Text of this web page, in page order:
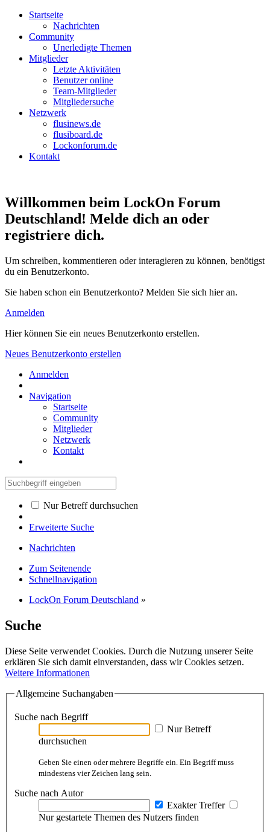
Startseite
Nachrichten
Community
Unerledigte Themen
Mitglieder
Letzte Aktivitäten
Benutzer online
Team-Mitglieder
Mitgliedersuche
Netzwerk
flusinews.de
flusiboard.de
Lockonforum.de
Kontakt
Willkommen beim LockOn Forum
Deutschland! Melde dich an oder
registriere dich.
Um schreiben, kommentieren oder interagieren zu können, benötigst
du ein Benutzerkonto.
Sie haben schon ein Benutzerkonto? Melden Sie sich hier an.
Anmelden
Hier können Sie ein neues Benutzerkonto erstellen.
Neues Benutzerkonto erstellen
Anmelden
Navigation
Startseite
Community
Mitglieder
Netzwerk
Kontakt
Nur Betreff durchsuchen
Erweiterte Suche
Nachrichten
Zum Seitenende
Schnellnavigation
LockOn Forum Deutschland »
Suche
Diese Seite verwendet Cookies. Durch die Nutzung unserer Seite
erklären Sie sich damit einverstanden, dass wir Cookies setzen.
Weitere Informationen
Allgemeine Suchangaben
Suche nach Begriff
Nur Betreff
durchsuchen
Geben Sie einen oder mehrere Begriffe ein. Ein Begriff muss
mindestens vier Zeichen lang sein.
Suche nach Autor
Exakter Treffer
Nur gestartete Themen des Nutzers finden